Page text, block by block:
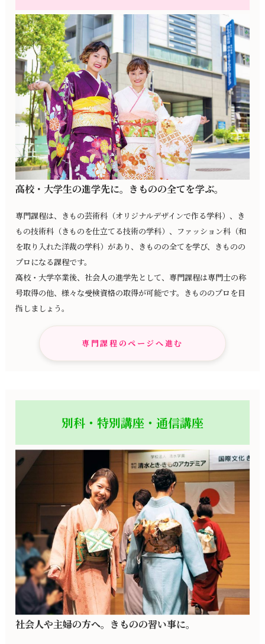
高校・大学生の進学先に。きものの全てを学ぶ。
専門課程は、きもの芸術科（オリジナルデザインで作る学科）、き
もの技術科（きものを仕立てる技術の学科）、ファッション科（和
を取り入れた洋裁の学科）があり、きものの全てを学び、きものの
プロになる課程です。
高校・大学卒業後、社会人の進学先として、専門課程は専門士の称
号取得の他、様々な受検資格の取得が可能です。きもののプロを目
指しましょう。
専門課程のページへ進む
別科・特別講座・通信講座
社会人や主婦の方へ。きものの習い事に。